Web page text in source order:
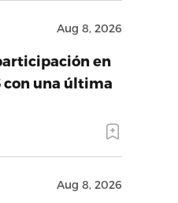
Aug 8, 2026
en
con una última
Aug 8, 2026